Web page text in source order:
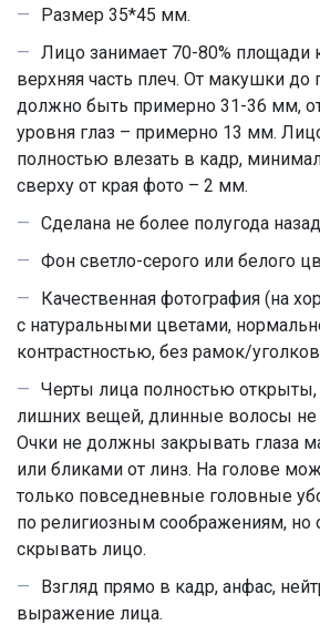
Размер 35*45 мм.
Лицо занимает 70-80% площади
верхняя часть плеч. От макушки до
должно быть примерно 31-36 мм,
уровня глаз – примерно 13 мм.
полностью влезать в кадр,
сверху от края фото – 2 мм.
Сделана не более полугода
Фон светло-серого или белого
Качественная фотография (на
с натуральными цветами,
контрастностью, без рамок/уголков
Черты лица полностью открыты,
лишних вещей, длинные волосы
Очки не должны закрывать глаза
или бликами от линз. На голове
только повседневные головные
по религиозным соображениям,
скрывать лицо.
Взгляд прямо в кадр, анфас,
выражение лица.